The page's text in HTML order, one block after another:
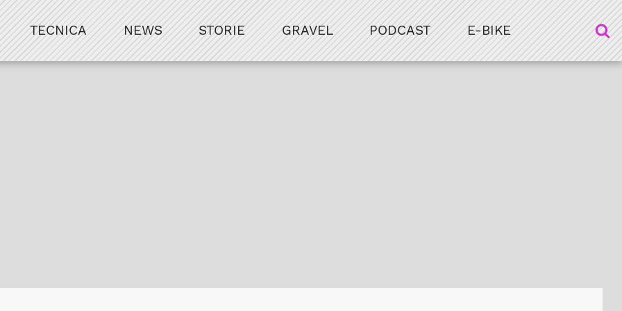
TECNICA NEWS STORIE GRAVEL PODCAST E-BIKE